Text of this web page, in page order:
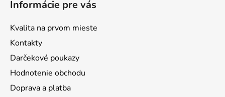
Informácie pre vás
Kvalita na prvom mieste
Kontakty
Darčekové poukazy
Hodnotenie obchodu
Doprava a platba